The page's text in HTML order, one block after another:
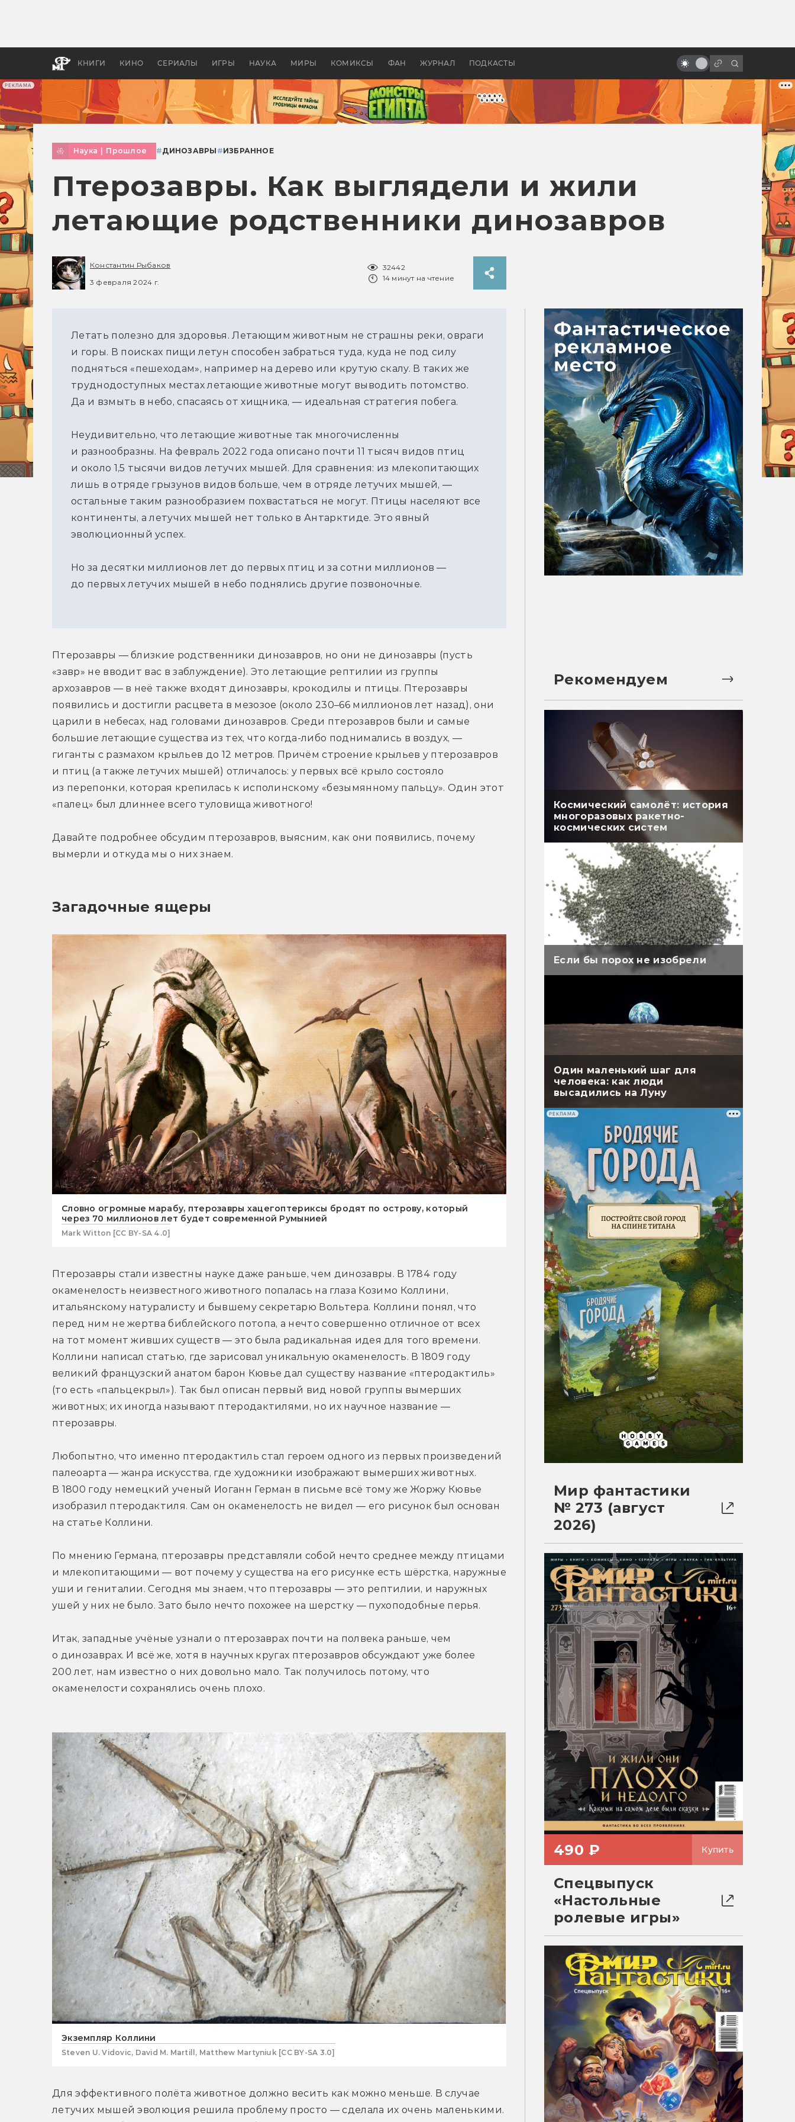
РЕКЛАМА
КНИГИ КИНО СЕРИАЛЫ ИГРЫ НАУКА МИРЫ КОМИКСЫ ФАН ЖУРНАЛ ПОДКАСТЫ
бы «Властелина колец»
Древней Грецией
фильм за 50 лет
Наука Прошлое #ДИНОЗАВРЫ #ИЗБРАННОЕ
Птерозавры. Как выглядели и жили
летающие родственники динозавров
Константин Рыбаков
3 февраля 2024 г.
32442
14 минут на чтение
Летать полезно для здоровья. Летающим животным не страшны реки, овраги
и горы. В поисках пищи летун способен забраться туда, куда не под силу
подняться «пешеходам», например на дерево или крутую скалу. В таких же
труднодоступных местах летающие животные могут выводить потомство.
Да и взмыть в небо, спасаясь от хищника, — идеальная стратегия побега.
Неудивительно, что летающие животные так многочисленны
и разнообразны. На февраль 2022 года описано почти 11 тысяч видов птиц
и около 1,5 тысячи видов летучих мышей. Для сравнения: из млекопитающих
лишь в отряде грызунов видов больше, чем в отряде летучих мышей, —
остальные таким разнообразием похвастаться не могут. Птицы населяют все
континенты, а летучих мышей нет только в Антарктиде. Это явный
эволюционный успех.
Но за десятки миллионов лет до первых птиц и за сотни миллионов —
до первых летучих мышей в небо поднялись другие позвоночные.
Птерозавры — близкие родственники динозавров, но они не динозавры (пусть
«завр» не вводит вас в заблуждение). Это летающие рептилии из группы
архозавров — в неё также входят динозавры, крокодилы и птицы. Птерозавры
появились и достигли расцвета в мезозое (около 230–66 миллионов лет назад), они
царили в небесах, над головами динозавров. Среди птерозавров были и самые
большие летающие существа из тех, что когда-либо поднимались в воздух, —
гиганты с размахом крыльев до 12 метров. Причём строение крыльев у птерозавров
и птиц (а также летучих мышей) отличалось: у первых всё крыло состояло
из перепонки, которая крепилась к исполинскому «безымянному пальцу». Один этот
«палец» был длиннее всего туловища животного!
Давайте подробнее обсудим птерозавров, выясним, как они появились, почему
вымерли и откуда мы о них знаем.
Загадочные ящеры
Словно огромные марабу, птерозавры хацегоптериксы бродят по острову, который
через 70 миллионов лет будет современной Румынией
Mark Witton [CC BY-SA 4.0]
Птерозавры стали известны науке даже раньше, чем динозавры. В 1784 году
окаменелость неизвестного животного попалась на глаза Козимо Коллини,
итальянскому натуралисту и бывшему секретарю Вольтера. Коллини понял, что
перед ним не жертва библейского потопа, а нечто совершенно отличное от всех
на тот момент живших существ — это была радикальная идея для того времени.
Коллини написал статью, где зарисовал уникальную окаменелость. В 1809 году
великий французский анатом барон Кювье дал существу название «птеродактиль»
(то есть «пальцекрыл»). Так был описан первый вид новой группы вымерших
животных; их иногда называют птеродактилями, но их научное название —
птерозавры.
Любопытно, что именно птеродактиль стал героем одного из первых произведений
палеоарта — жанра искусства, где художники изображают вымерших животных.
В 1800 году немецкий ученый Иоганн Герман в письме всё тому же Жоржу Кювье
изобразил птеродактиля. Сам он окаменелость не видел — его рисунок был основан
на статье Коллини.
По мнению Германа, птерозавры представляли собой нечто среднее между птицами
и млекопитающими — вот почему у существа на его рисунке есть шёрстка, наружные
уши и гениталии. Сегодня мы знаем, что птерозавры — это рептилии, и наружных
ушей у них не было. Зато было нечто похожее на шерстку — пухоподобные перья.
Итак, западные учёные узнали о птерозаврах почти на полвека раньше, чем
о динозаврах. И всё же, хотя в научных кругах птерозавров обсуждают уже более
200 лет, нам известно о них довольно мало. Так получилось потому, что
окаменелости сохранялись очень плохо.
Экземпляр Коллини
Steven U. Vidovic, David M. Martill, Matthew Martyniuk [CC BY-SA 3.0]
Для эффективного полёта животное должно весить как можно меньше. В случае
летучих мышей эволюция решила проблему просто — сделала их очень маленькими.
Рекомендуем
Космический самолёт: история
многоразовых ракетно-
космических систем
Если бы порох не изобрели
Один маленький шаг для
человека: как люди
высадились на Луну
РЕКЛАМА
Мир фантастики
№ 273 (август
2026)
490 ₽ Купить
Спецвыпуск
«Настольные
ролевые игры»